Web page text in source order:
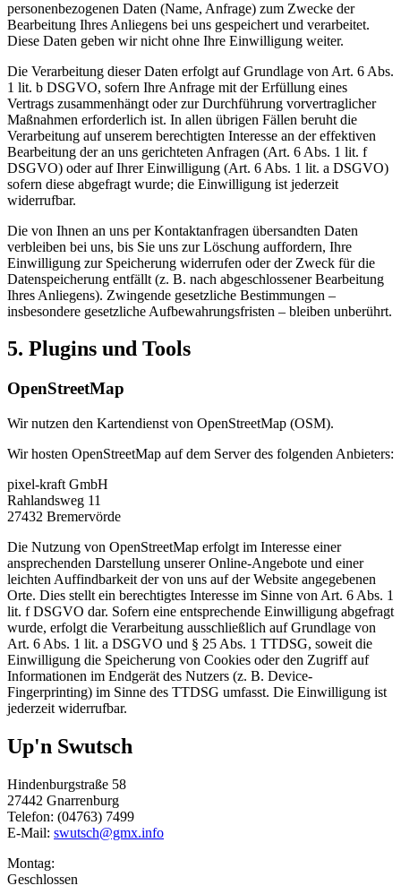
personenbezogenen Daten (Name, Anfrage) zum Zwecke der
Bearbeitung Ihres Anliegens bei uns gespeichert und verarbeitet.
Diese Daten geben wir nicht ohne Ihre Einwilligung weiter.
Die Verarbeitung dieser Daten erfolgt auf Grundlage von Art. 6 Abs.
1 lit. b DSGVO, sofern Ihre Anfrage mit der Erfüllung eines
Vertrags zusammenhängt oder zur Durchführung vorvertraglicher
Maßnahmen erforderlich ist. In allen übrigen Fällen beruht die
Verarbeitung auf unserem berechtigten Interesse an der effektiven
Bearbeitung der an uns gerichteten Anfragen (Art. 6 Abs. 1 lit. f
DSGVO) oder auf Ihrer Einwilligung (Art. 6 Abs. 1 lit. a DSGVO)
sofern diese abgefragt wurde; die Einwilligung ist jederzeit
widerrufbar.
Die von Ihnen an uns per Kontaktanfragen übersandten Daten
verbleiben bei uns, bis Sie uns zur Löschung auffordern, Ihre
Einwilligung zur Speicherung widerrufen oder der Zweck für die
Datenspeicherung entfällt (z. B. nach abgeschlossener Bearbeitung
Ihres Anliegens). Zwingende gesetzliche Bestimmungen –
insbesondere gesetzliche Aufbewahrungsfristen – bleiben unberührt.
5. Plugins und Tools
OpenStreetMap
Wir nutzen den Kartendienst von OpenStreetMap (OSM).
Wir hosten OpenStreetMap auf dem Server des folgenden Anbieters:
pixel-kraft GmbH
Rahlandsweg 11
27432 Bremervörde
Die Nutzung von OpenStreetMap erfolgt im Interesse einer
ansprechenden Darstellung unserer Online-Angebote und einer
leichten Auffindbarkeit der von uns auf der Website angegebenen
Orte. Dies stellt ein berechtigtes Interesse im Sinne von Art. 6 Abs. 1
lit. f DSGVO dar. Sofern eine entsprechende Einwilligung abgefragt
wurde, erfolgt die Verarbeitung ausschließlich auf Grundlage von
Art. 6 Abs. 1 lit. a DSGVO und § 25 Abs. 1 TTDSG, soweit die
Einwilligung die Speicherung von Cookies oder den Zugriff auf
Informationen im Endgerät des Nutzers (z. B. Device-
Fingerprinting) im Sinne des TTDSG umfasst. Die Einwilligung ist
jederzeit widerrufbar.
Up'n Swutsch
Hindenburgstraße 58
27442 Gnarrenburg
Telefon: (04763) 7499
E-Mail: swutsch@gmx.info
Montag:
Geschlossen